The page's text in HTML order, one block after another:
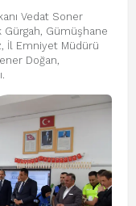
Vedat Soner
Gürgah, Gümüşhane
İl Emniyet Müdürü
Doğan,